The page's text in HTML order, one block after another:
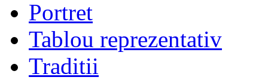
Portret
Tablou reprezentativ
Traditii